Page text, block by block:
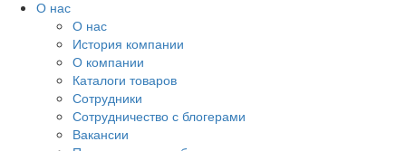
О нас
О нас
История компании
О компании
Каталоги товаров
Сотрудники
Сотрудничество с блогерами
Вакансии